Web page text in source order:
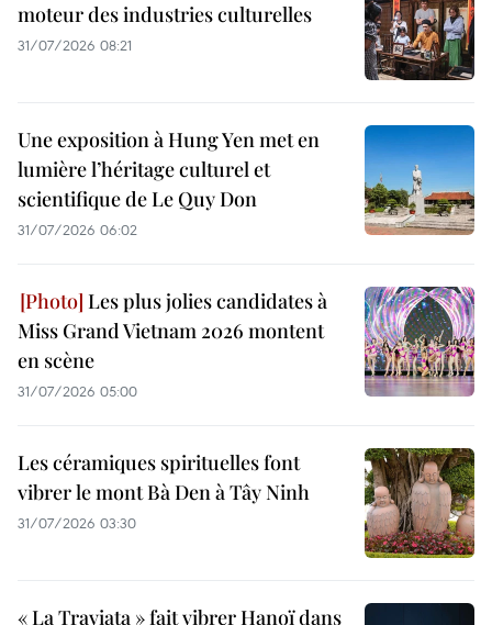
moteur des industries culturelles
31/07/2026 08:21
Une exposition à Hung Yen met en
lumière l’héritage culturel et
scientifique de Le Quy Don
31/07/2026 06:02
Les plus jolies candidates à
Miss Grand Vietnam 2026 montent
en scène
31/07/2026 05:00
Les céramiques spirituelles font
vibrer le mont Bà Den à Tây Ninh
31/07/2026 03:30
« La Traviata » fait vibrer Hanoï dans